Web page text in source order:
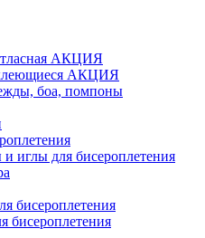
АКЦИЯ
АКЦИЯ
боа, помпоны
иглы для бисероплетения
бисероплетения
бисероплетения